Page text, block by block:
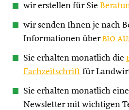
wir erstellen für Sie
wir senden Ihnen je nach
Informationen über bio
Sie erhalten monatlich die
Fachzeitschrift für
Sie erhalten monatlich
Newsletter mit wichtigen